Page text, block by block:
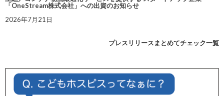
「OneStream株式会社」への出資のお知らせ
2026年7月21日
プレスリリースまとめてチェック一覧